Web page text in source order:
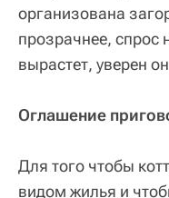
организована
прозрачнее, спрос
вырастет, уверен
Оглашение
Для того чтобы
видом жилья и